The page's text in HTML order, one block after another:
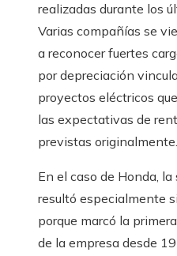
realizadas durante los
Varias compañías se
a reconocer fuertes
por depreciación
proyectos eléctricos
las expectativas de
previstas originalmente.
En el caso de Honda, la
resultó especialmente
porque marcó la
de la empresa desde